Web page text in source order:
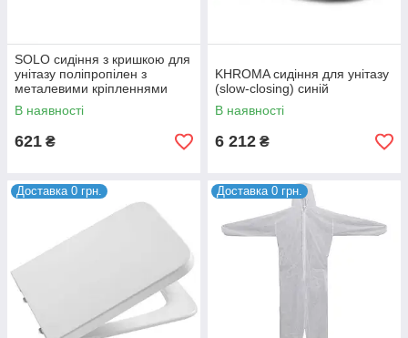
SOLO сидіння з кришкою для
унітазу поліпропілен з
металевими кріпленнями
(укр)
В наявності
621 ₴
KHROMA сидіння для унітазу
(slow-closing) синій
В наявності
6 212 ₴
Доставка 0 грн. Доставка 0 грн.